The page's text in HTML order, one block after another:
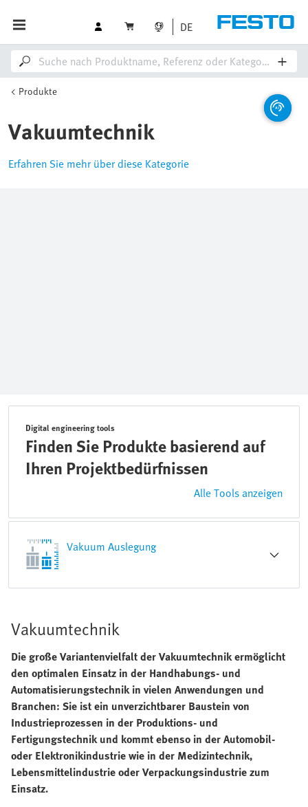
DE
Produkte
Vakuumtechnik
Erfahren Sie mehr über diese Kategorie
Digital engineering tools
Finden Sie Produkte basierend auf
Ihren Projektbedürfnissen
Alle Tools anzeigen
Vakuum Auslegung
Vakuumtechnik
Die große Variantenvielfalt der Vakuumtechnik ermöglicht
den optimalen Einsatz in der Handhabungs- und
Automatisierungstechnik in vielen Anwendungen und
Branchen: Sie ist ein unverzichtbarer Baustein von
Industrieprozessen in der Produktions- und
Fertigungstechnik und kommt ebenso in der Automobil-
oder Elektronikindustrie wie in der Medizintechnik,
Lebensmittelindustrie oder Verpackungsindustrie zum
Einsatz.